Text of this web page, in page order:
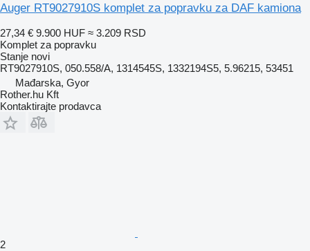
Auger RT9027910S komplet za popravku za DAF kamiona
27,34 € 9.900 HUF ≈ 3.209 RSD
Komplet za popravku
Stanje novi
RT9027910S, 050.558/A, 1314545S, 1332194S5, 5.96215, 53451
Mađarska, Gyor
Rother.hu Kft
Kontaktirajte prodavca
2